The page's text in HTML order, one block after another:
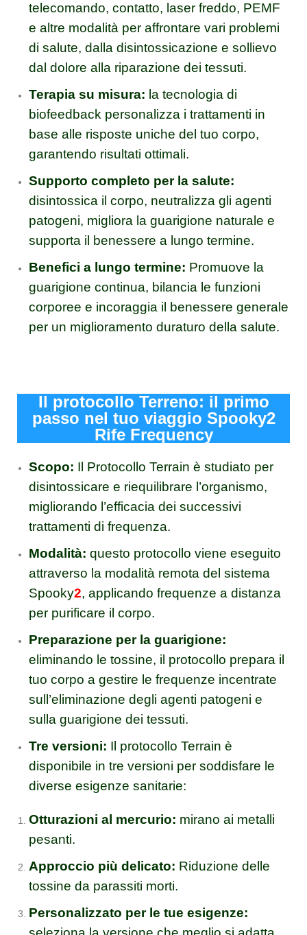
telecomando, contatto, laser freddo, PEMF
e altre modalità per affrontare vari problemi
di salute, dalla disintossicazione e sollievo
dal dolore alla riparazione dei tessuti.
Terapia su misura: la tecnologia di
biofeedback personalizza i trattamenti in
base alle risposte uniche del tuo corpo,
garantendo risultati ottimali.
Supporto completo per la salute:
disintossica il corpo, neutralizza gli agenti
patogeni, migliora la guarigione naturale e
supporta il benessere a lungo termine.
Benefici a lungo termine: Promuove la
guarigione continua, bilancia le funzioni
corporee e incoraggia il benessere generale
per un miglioramento duraturo della salute.
Il protocollo Terreno: il primo
passo nel tuo viaggio Spooky2
Rife Frequency
Scopo: Il Protocollo Terrain è studiato per
disintossicare e riequilibrare l’organismo,
migliorando l’efficacia dei successivi
trattamenti di frequenza.
Modalità: questo protocollo viene eseguito
attraverso la modalità remota del sistema
Spooky2, applicando frequenze a distanza
per purificare il corpo.
Preparazione per la guarigione:
eliminando le tossine, il protocollo prepara il
tuo corpo a gestire le frequenze incentrate
sull’eliminazione degli agenti patogeni e
sulla guarigione dei tessuti.
Tre versioni: Il protocollo Terrain è
disponibile in tre versioni per soddisfare le
diverse esigenze sanitarie:
Otturazioni al mercurio: mirano ai metalli
pesanti.
Approccio più delicato: Riduzione delle
tossine da parassiti morti.
Personalizzato per le tue esigenze: